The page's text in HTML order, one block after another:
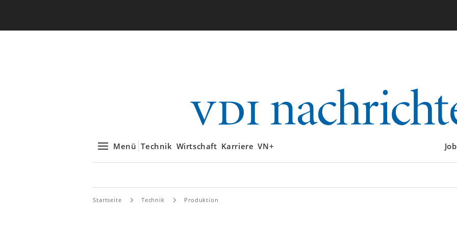
Menü Technik Wirtschaft Karriere VN+
Startseite Technik Produktion